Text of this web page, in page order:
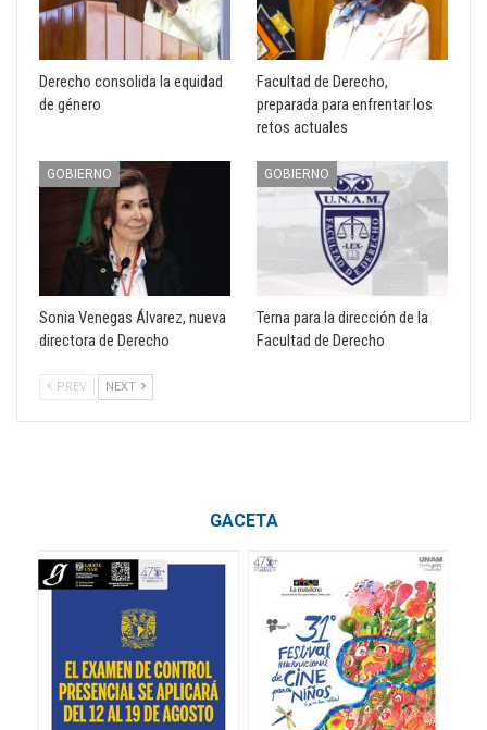
Derecho consolida la equidad
de género
Facultad de Derecho,
preparada para enfrentar los
retos actuales
GOBIERNO
Sonia Venegas Álvarez, nueva
directora de Derecho
GOBIERNO
Terna para la dirección de la
Facultad de Derecho
PREV NEXT
GACETA